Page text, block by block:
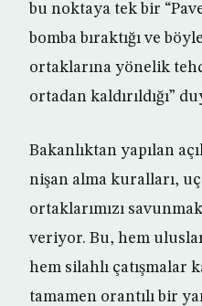
bu noktaya tek bir
bomba bıraktığı ve
ortaklarına yönelik
ortadan kaldırıldığı”
Bakanlıktan yapılan
nişan alma kuralları,
ortaklarımızı
veriyor. Bu, hem
hem silahlı çatışmalar
tamamen orantılı bir